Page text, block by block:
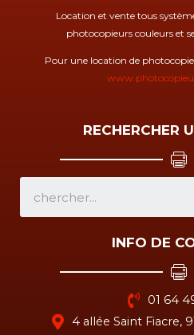
Location et vente tous
photocopieurs couleurs et
Pour une location de
RECHERCHER
INFO DE
01 64
4 allée Saint Fiacre,